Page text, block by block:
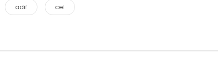
adif cel